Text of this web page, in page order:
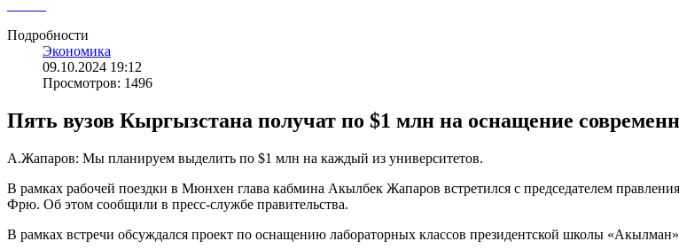
Подробности
Экономика
09.10.2024 19:12
Просмотров: 1496
Пять вузов Кыргызстана получат по $1 млн на оснащение
А.Жапаров: Мы планируем выделить по $1 млн на каждый из университетов.
В рамках рабочей поездки в Мюнхен глава кабмина Акылбек Жапаров встретился с председателем
Фрю. Об этом сообщили в пресс-службе правительства.
В рамках встречи обсуждался проект по оснащению лабораторных классов президентской школы